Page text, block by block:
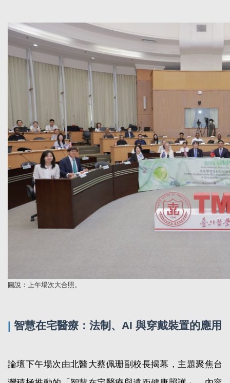
圖說： 上午場次大合照。
| 智慧在宅醫療：法制、AI 與穿戴裝置的應用
論壇下午場次由北醫大蔡佩珊副校長揭幕，主題聚焦台